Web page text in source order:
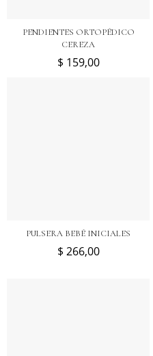
PENDIENTES ORTOPÉDICO
CEREZA
$ 159,00
PULSERA BEBÉ INICIALES
$ 266,00